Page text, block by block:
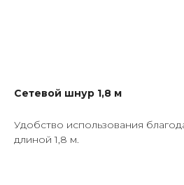
Сетевой шнур 1,8 м
Удобство использования
длиной 1,8 м.